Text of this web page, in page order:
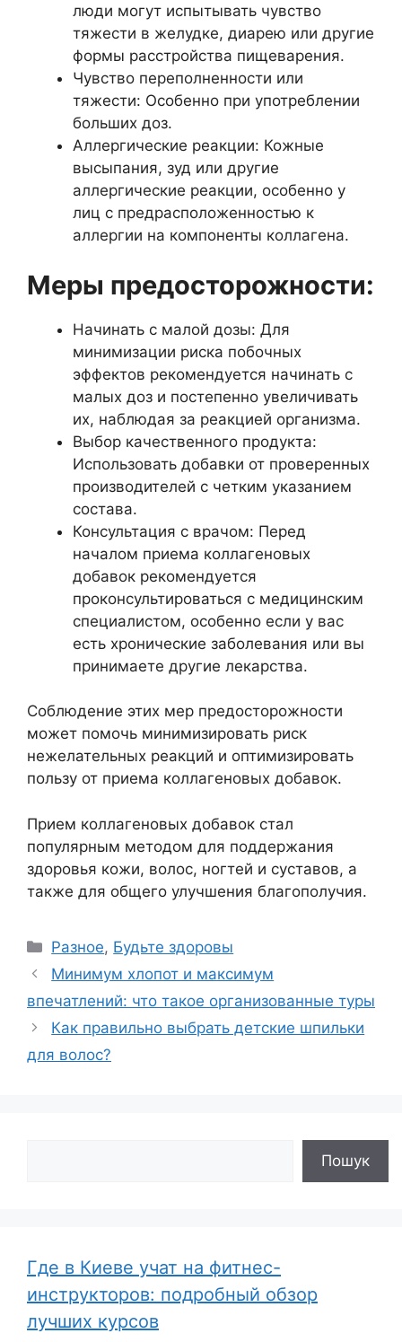
люди могут испытывать чувство
тяжести в желудке, диарею или другие
формы расстройства пищеварения.
Чувство переполненности или
тяжести: Особенно при употреблении
больших доз.
Аллергические реакции: Кожные
высыпания, зуд или другие
аллергические реакции, особенно у
лиц с предрасположенностью к
аллергии на компоненты коллагена.
Меры предосторожности:
Начинать с малой дозы: Для
минимизации риска побочных
эффектов рекомендуется начинать с
малых доз и постепенно увеличивать
их, наблюдая за реакцией организма.
Выбор качественного продукта:
Использовать добавки от проверенных
производителей с четким указанием
состава.
Консультация с врачом: Перед
началом приема коллагеновых
добавок рекомендуется
проконсультироваться с медицинским
специалистом, особенно если у вас
есть хронические заболевания или вы
принимаете другие лекарства.
Соблюдение этих мер предосторожности
может помочь минимизировать риск
нежелательных реакций и оптимизировать
пользу от приема коллагеновых добавок.
Прием коллагеновых добавок стал
популярным методом для поддержания
здоровья кожи, волос, ногтей и суставов, а
также для общего улучшения благополучия.
Рубрики
Разное, Будьте здоровы
Минимум хлопот и максимум
впечатлений: что такое организованные туры
Как правильно выбрать детские шпильки
для волос?
Пошук
Где в Киеве учат на фитнес-
инструкторов: подробный обзор
лучших курсов